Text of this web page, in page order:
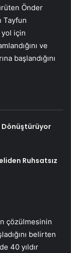
Önder
Tayfun
yol için
ve
başlandığını
Dönüştürüyor
Ruhsatsız
çözülmesinin
belirten
40 yıldır